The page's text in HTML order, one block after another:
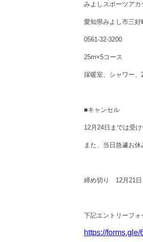
みよしスポーツアカ
愛知県みよし市三好
0561-32-3200
25m×5コース
採暖室、シャワー、
■キャンセル
12月24日までは受け
また、当日急遽お休
締め切り 12月21日
下記エントリーフォ
https://